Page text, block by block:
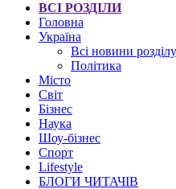
ВСІ РОЗДІЛИ
Головна
Україна
Всі новини розділу
Політика
Місто
Світ
Бізнес
Наука
Шоу-бізнес
Спорт
Lifestyle
БЛОГИ ЧИТАЧІВ